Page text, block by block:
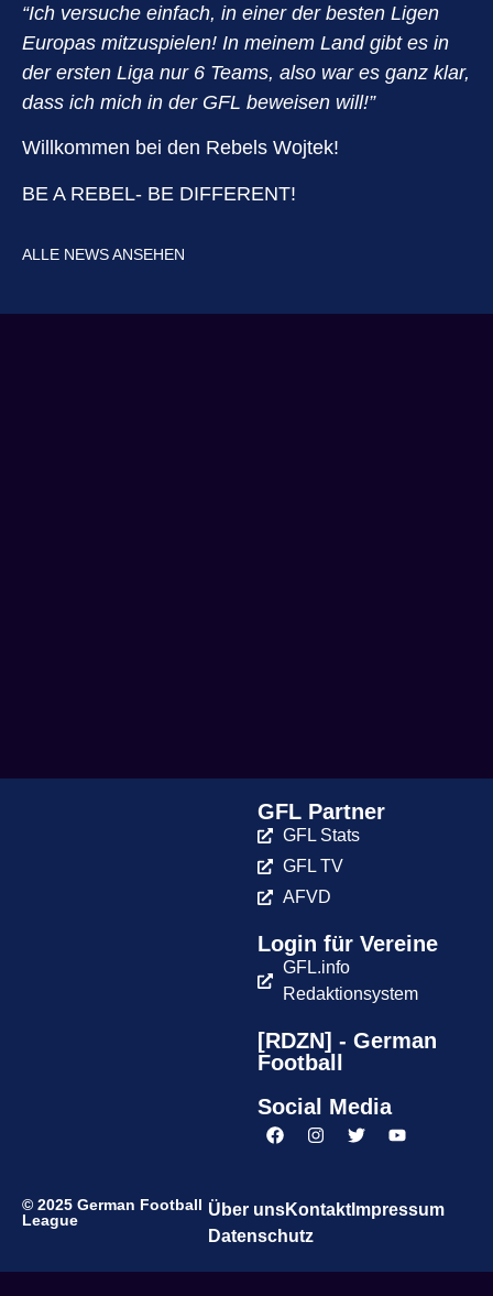
“Ich versuche einfach, in einer der besten Ligen
Europas mitzuspielen! In meinem Land gibt es in
der ersten Liga nur 6 Teams, also war es ganz klar,
dass ich mich in der GFL beweisen will!”
Willkommen bei den Rebels Wojtek!
BE A REBEL- BE DIFFERENT!
ALLE NEWS ANSEHEN
GFL Partner
GFL Stats
GFL TV
AFVD
Login für Vereine
GFL.info
Redaktionsystem
[RDZN] - German
Football
Social Media
© 2025 German Football
League
Über unsKontaktImpressum
Datenschutz